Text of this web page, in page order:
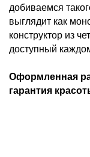
добиваемся
выглядит как
конструктор из
доступный
Оформленная
гарантия